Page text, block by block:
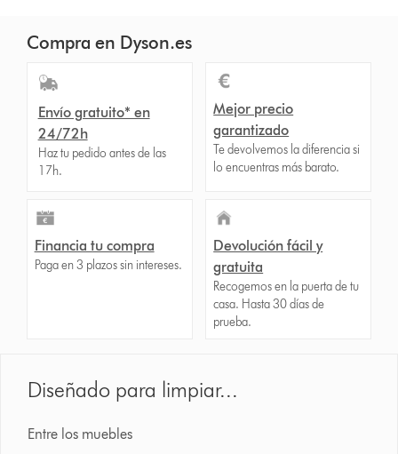
Compra en Dyson.es
Envío gratuito* en
24/72h
Haz tu pedido antes de las
17h.
Mejor precio
garantizado
Te devolvemos la diferencia si
lo encuentras más barato.
Financia tu compra
Paga en 3 plazos sin intereses.
Devolución fácil y
gratuita
Recogemos en la puerta de tu
casa. Hasta 30 días de
prueba.
Diseñado para limpiar...
Entre los muebles